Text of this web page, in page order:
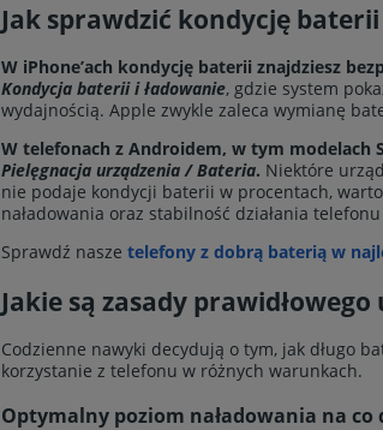
Jak sprawdzić kondycję
W iPhone’ach kondycję baterii znajdziesz
Kondycja baterii i ładowanie, gdzie system
wydajnością. Apple zwykle zaleca wymianę
W telefonach z Androidem, w tym modelach
Pielęgnacja urządzenia / Bateria. Niektóre
nie podaje kondycji baterii w procentach,
naładowania oraz stabilność działania
Sprawdź nasze telefony z dobrą baterią w
Jakie są zasady
Codzienne nawyki decydują o tym, jak długo
korzystanie z telefonu w różnych warunkach.
Optymalny poziom naładowania na co